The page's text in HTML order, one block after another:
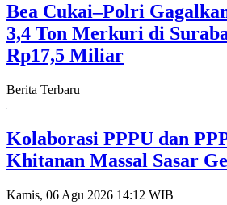
Bea Cukai–Polri
3,4 Ton Merkuri di
Rp17,5 Miliar
Berita Terbaru
Kolaborasi PPPU dan
Khitanan Massal Sasar
Kamis, 06 Agu 2026 14:12 WIB